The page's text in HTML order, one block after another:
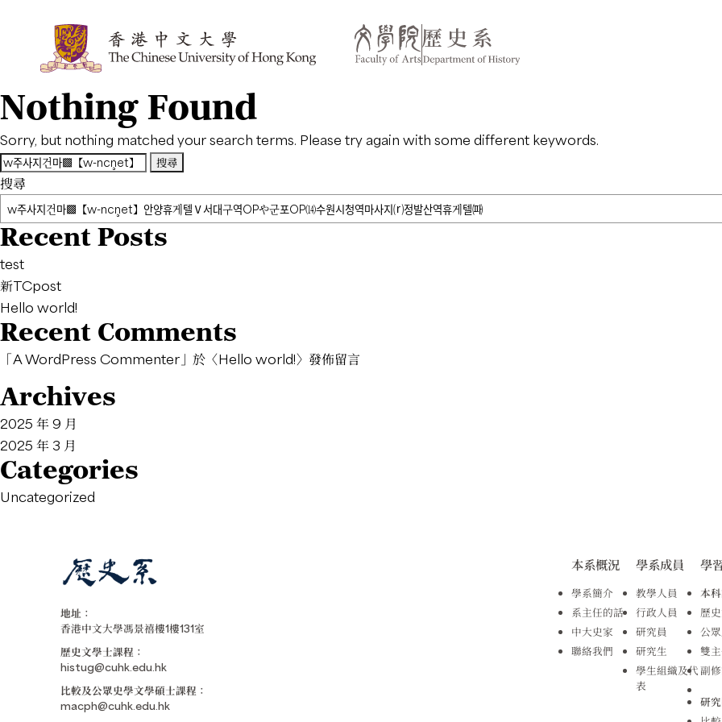
Nothing Found
Sorry, but nothing matched your search terms. Please try again with some different keywords.
搜
尋
關
鍵
字:
搜尋
Recent Posts
test
新TCpost
Hello world!
Recent Comments
「A WordPress Commenter 」於〈Hello world!〉發佈留言
Archives
2025 年 9 月
2025 年 3 月
Categories
Uncategorized
地址：
香港中文大學馮景禧樓1樓131室
歷史文學士課程：
histug@cuhk.edu.hk
比較及公眾史學文學碩士課程：
macph@cuhk.edu.hk
本系概況
學系簡介
系主任的話
中大史家
聯絡我們
學系成員
教學人員
行政人員
研究員
研究生
學生組織及代
表
學
本
歷
公
雙
副
研